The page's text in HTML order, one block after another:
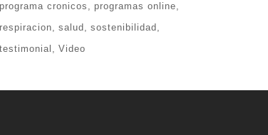
programa cronicos
programas online
respiracion
salud
sostenibilidad
testimonial
Video